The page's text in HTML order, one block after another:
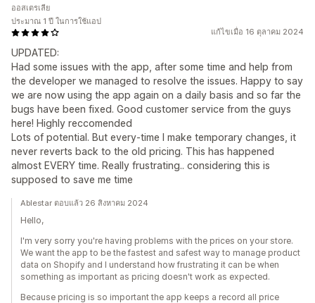
แก้ไขเมื่อ 16 ตุลาคม 2024
UPDATED:
Had some issues with the app, after some time and help from
the developer we managed to resolve the issues. Happy to say
we are now using the app again on a daily basis and so far the
bugs have been fixed. Good customer service from the guys
here! Highly reccomended
Lots of potential. But every-time I make temporary changes, it
never reverts back to the old pricing. This has happened
almost EVERY time. Really frustrating.. considering this is
supposed to save me time
ออสเตรเลีย
ประมาณ 1 ปี ในการใช้แอป
Ablestar ตอบแล้ว 26 สิงหาคม 2024
Hello,
I'm very sorry you're having problems with the prices on your store.
We want the app to be the fastest and safest way to manage product
data on Shopify and I understand how frustrating it can be when
something as important as pricing doesn't work as expected.
Because pricing is so important the app keeps a record all price